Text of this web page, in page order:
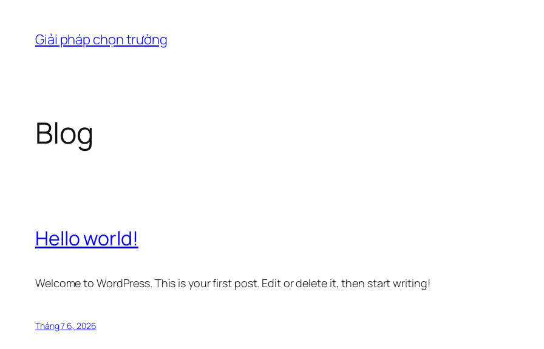
Giải pháp chọn trường
Blog
Hello world!
Welcome to WordPress. This is your first post. Edit or delete it, then start writing!
Tháng 7 6, 2026